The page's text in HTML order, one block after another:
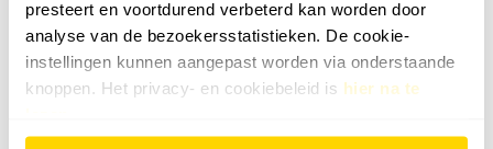
presteert en voortdurend verbeterd kan worden door
analyse van de bezoekersstatistieken. De cookie-
instellingen kunnen aangepast worden via onderstaande
knoppen. Het privacy- en cookiebeleid is hier na te
Geef ons feedback
Vertel ons wat je van onze website vindt.
Tip de redactie